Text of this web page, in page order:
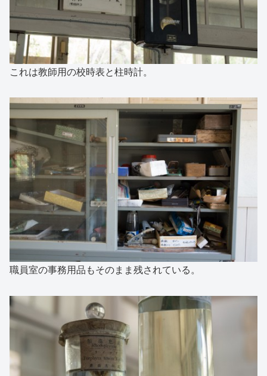
これは教師用の校時表と柱時計。
職員室の事務用品もそのまま残されている。